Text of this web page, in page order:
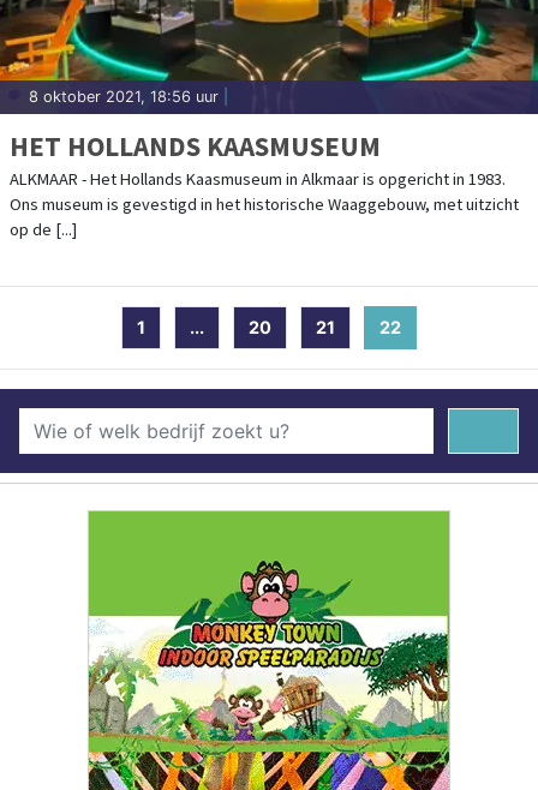
8 oktober 2021, 18:56 uur
HET HOLLANDS KAASMUSEUM
ALKMAAR - Het Hollands Kaasmuseum in Alkmaar is opgericht in 1983.
Ons museum is gevestigd in het historische Waaggebouw, met uitzicht
op de [...]
1 ... 20 21 22